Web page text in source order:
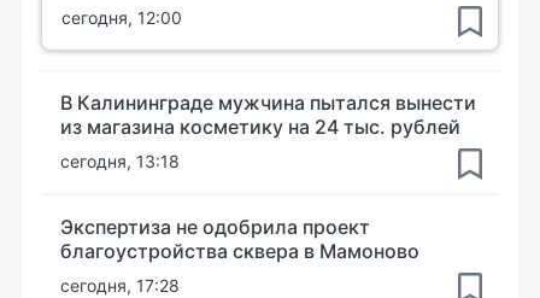
сегодня, 12:00
В Калининграде мужчина пытался вынести
из магазина косметику на 24 тыс. рублей
сегодня, 13:18
Экспертиза не одобрила проект
благоустройства сквера в Мамоново
сегодня, 17:28